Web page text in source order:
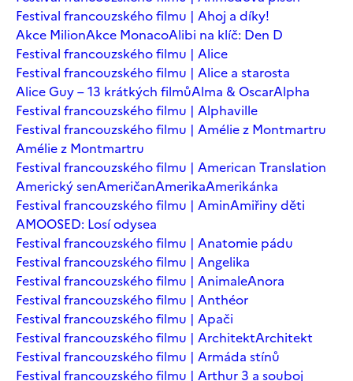
Festival francouzského filmu | Ahoj a díky!
Akce MilionAkce MonacoAlibi na klíč: Den D
Festival francouzského filmu | Alice
Festival francouzského filmu | Alice a starosta
Alice Guy – 13 krátkých filmůAlma & OscarAlpha
Festival francouzského filmu | Alphaville
Festival francouzského filmu | Amélie z Montmartru
Amélie z Montmartru
Festival francouzského filmu | American Translation
Americký senAmeričanAmerikaAmerikánka
Festival francouzského filmu | AminAmiřiny děti
AMOOSED: Losí odysea
Festival francouzského filmu | Anatomie pádu
Festival francouzského filmu | Angelika
Festival francouzského filmu | AnimaleAnora
Festival francouzského filmu | Anthéor
Festival francouzského filmu | Apači
Festival francouzského filmu | ArchitektArchitekt
Festival francouzského filmu | Armáda stínů
Festival francouzského filmu | Arthur 3 a souboj